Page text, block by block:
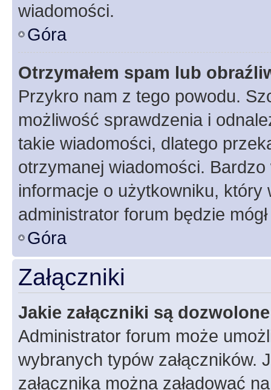
wiadomości.
Góra
Otrzymałem spam lub
Przykro nam z tego powodu.
możliwość sprawdzenia i
takie wiadomości, dlatego
otrzymanej wiadomości.
informacje o użytkowniku, który
administrator forum będzie
Góra
Załączniki
Jakie załączniki są
Administrator forum może
wybranych typów załączników.
załącznika można załadować